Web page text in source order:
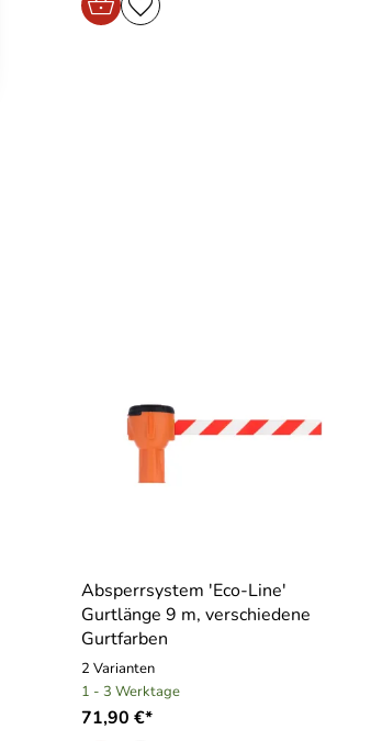
Absperrsystem ′Eco-Line′
Gurtlänge 9 m, verschiedene
Gurtfarben
2 Varianten
1 - 3 Werktage
71,90 €*